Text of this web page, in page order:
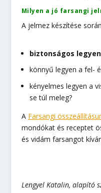
Milyen a jó farsangi
A jelmez készítése
biztonságos legyen
könnyű legyen a fel-
kényelmes legyen a
se túl meleg?
A Farsangi
mondókat és receptet
és vidám farsangot
Lengyel Katalin, alapító